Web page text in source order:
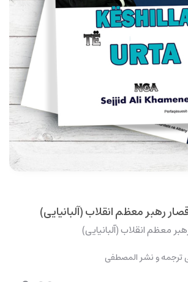
رهبر معظم انقلاب (آلبانیایی)
معظم انقلاب (آلبانیایی)
ترجمه و نشر المصطفی